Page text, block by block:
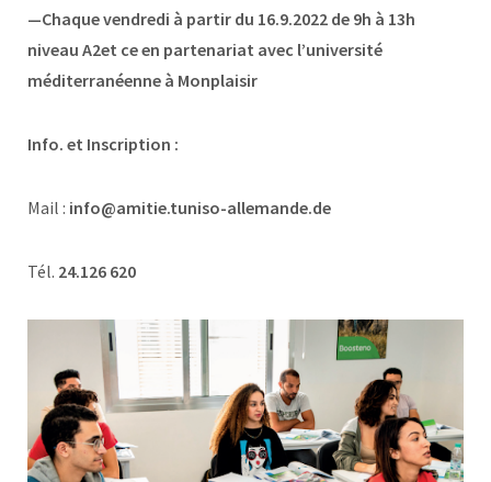
—Chaque vendredi à partir du 16.9.2022 de 9h à 13h
niveau A2et ce en partenariat avec l’université
méditerranéenne à Monplaisir
Info. et Inscription :
Mail : info@amitie.tuniso-allemande.de
Tél. 24.126 620